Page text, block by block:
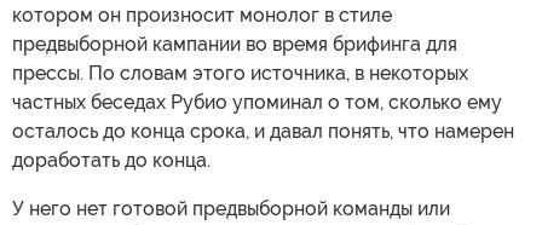
котором он произносит монолог в стиле
предвыборной кампании во время брифинга для
прессы. По словам этого источника, в некоторых
частных беседах Рубио упоминал о том, сколько ему
осталось до конца срока, и давал понять, что намерен
доработать до конца.
У него нет готовой предвыборной команды или